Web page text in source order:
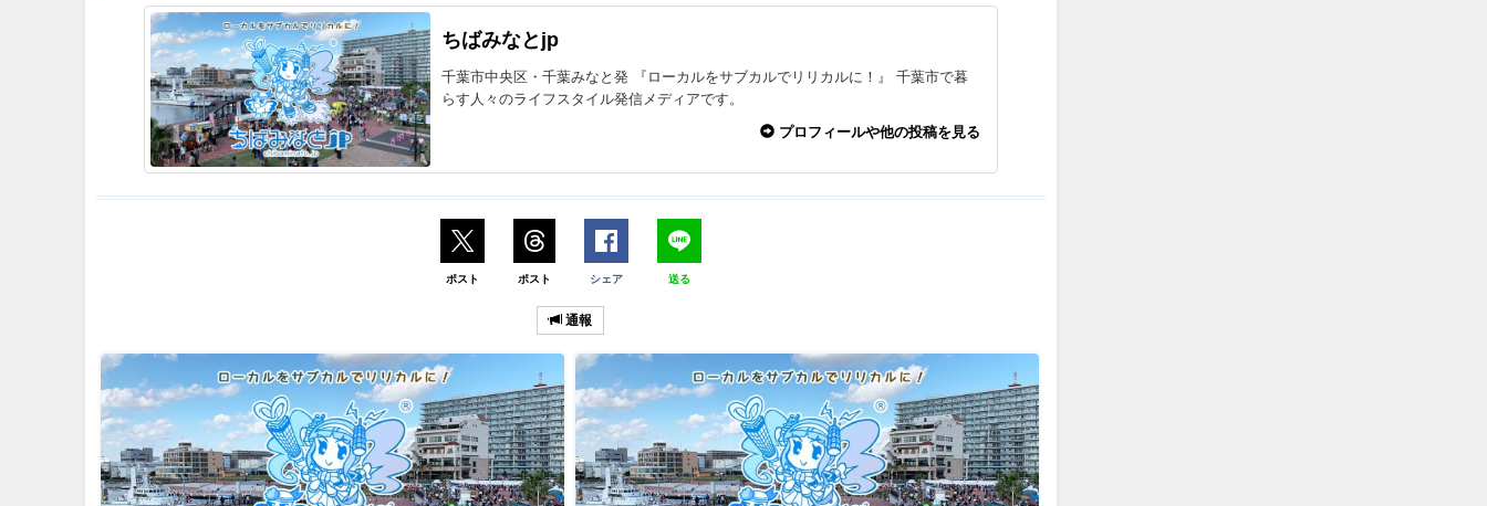
ちばみなとjp
千葉市中央区・千葉みなと発 『ローカルをサブカルでリリカルに！』 千葉市で暮
らす人々のライフスタイル発信メディアです。
プロフィールや他の投稿を見る
ポスト ポスト シェア 送る
通報